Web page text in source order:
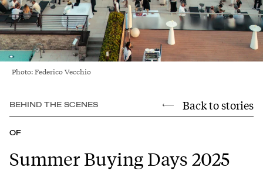
Photo: Federico Vecchio
BEHIND THE SCENES Back to stories
OF
Summer Buying Days 2025